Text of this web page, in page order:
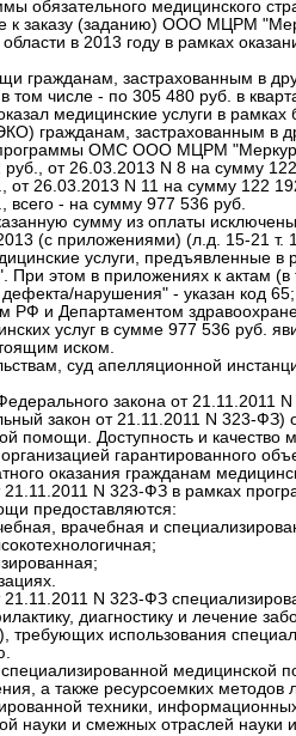
обязательного медицинского
к заказу (заданию) ООО МЦРМ
в 2013 году в рамках
гражданам, застрахованным в
числе - по 305 480 руб. в
медицинские услуги в
гражданам, застрахованным в
программы ОМС ООО МЦРМ
от 26.03.2013 N 8 на сумму
26.03.2013 N 11 на сумму 122
- на сумму 977 536 руб.
сумму из оплаты
(с приложениями) (л.д. 15-21 т.
услуги, предъявленные в
этом в приложениях к актам (в
нарушения" - указан код
РФ и Департаментом
услуг в сумме 977 536 руб.
иском.
суд апелляционной
закона от 21.11.2011
закон от 21.11.2011 N 323-ФЗ)
помощи. Доступность и
гарантированного
оказания гражданам
21.11.2011 N 323-ФЗ в рамках
предоставляются:
врачебная и
21.11.2011 N 323-ФЗ
диагностику и лечение
требующих использования
медицинской
а также ресурсоемких методов
техники,
и смежных отраслей науки и